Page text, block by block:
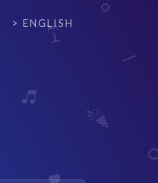
> ENGLISH